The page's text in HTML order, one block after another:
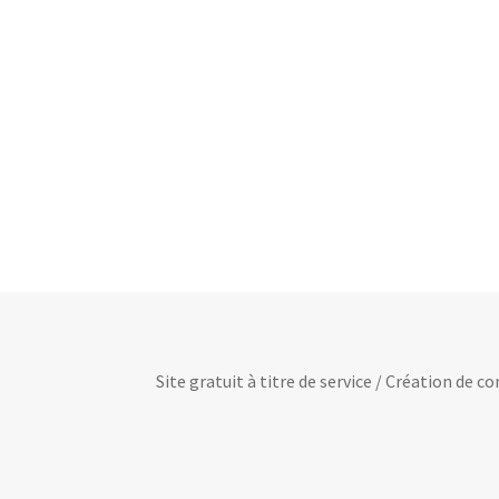
Site gratuit à titre de service / Création de